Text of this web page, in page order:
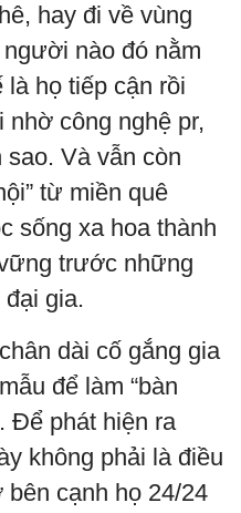
hay đi về vùng
nào đó nằm
là họ tiếp cận rồi
nhờ công nghệ pr,
Và vẫn còn
từ miền quê
sống xa hoa thành
trước những
gia.
dài cố gắng gia
để làm “bàn
Để phát hiện ra
không phải là điều
cạnh họ 24/24